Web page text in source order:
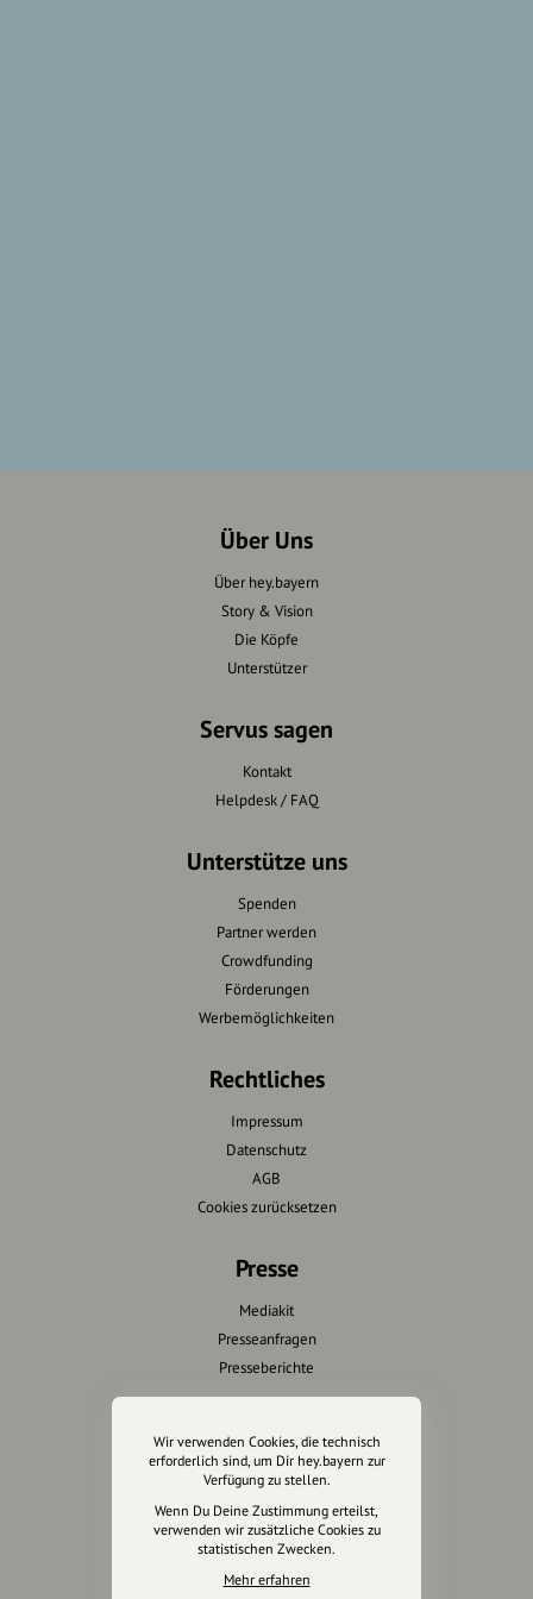
Über Uns
Über hey.bayern
Story & Vision
Die Köpfe
Unterstützer
Servus sagen
Kontakt
Helpdesk / FAQ
Unterstütze uns
Spenden
Partner werden
Crowdfunding
Förderungen
Werbemöglichkeiten
Rechtliches
Impressum
Datenschutz
AGB
Cookies zurücksetzen
Presse
Mediakit
Presseanfragen
Presseberichte
Wir unterstützen Euch
Fotografie & mehr
Design & Branding
Anakin Design
Wir verwenden Cookies, die technisch
erforderlich sind, um Dir hey.bayern zur
Verfügung zu stellen.
Wenn Du Deine Zustimmung erteilst,
verwenden wir zusätzliche Cookies zu
statistischen Zwecken.
Mehr erfahren